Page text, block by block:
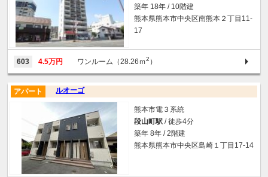
築年 18年 / 10階建
熊本県熊本市中央区南熊本２丁目11‐
17
603 4.5万円 ワンルーム（28.26ｍ2 ）
ルオーゴ
アパート
熊本市電３系統
段山町駅 / 徒歩4分
築年 8年 / 2階建
熊本県熊本市中央区島崎１丁目17-14